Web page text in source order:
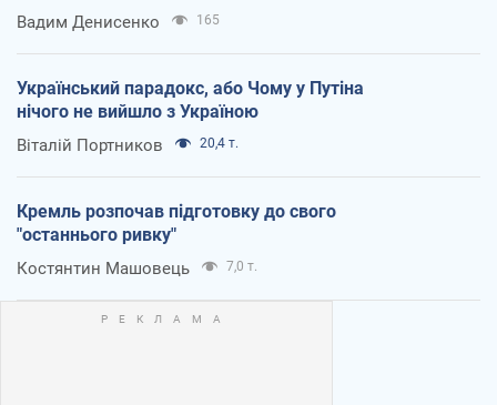
Вадим Денисенко 165
Український парадокс, або Чому у Путіна
нічого не вийшло з Україною
Віталій Портников 20,4 т.
Кремль розпочав підготовку до свого
"останнього ривку"
Костянтин Машовець 7,0 т.